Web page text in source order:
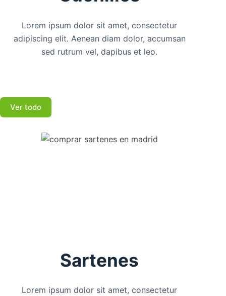
Lorem ipsum dolor sit amet, consectetur
adipiscing elit. Aenean diam dolor, accumsan
sed rutrum vel, dapibus et leo.
Ver todo
Sartenes
Lorem ipsum dolor sit amet, consectetur